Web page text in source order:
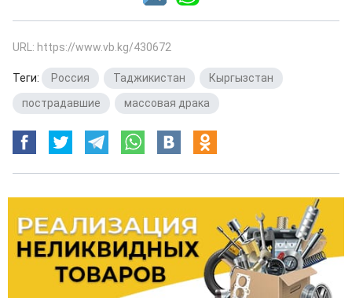
URL: https://www.vb.kg/430672
Теги: Россия Таджикистан Кыргызстан
пострадавшие
массовая драка